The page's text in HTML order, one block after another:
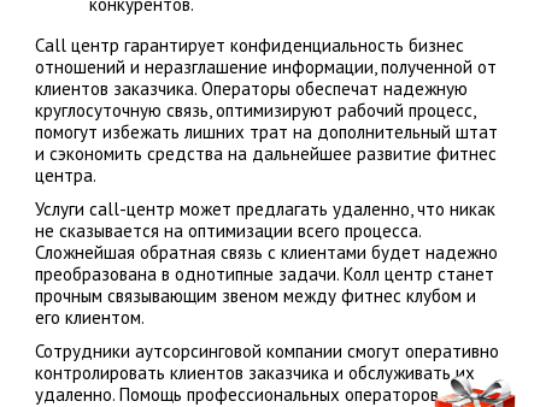
Сall центр гарантирует конфиденциальность бизнес
отношений и неразглашение информации, полученной от
клиентов заказчика. Операторы обеспечат надежную
круглосуточную связь, оптимизируют рабочий процесс,
помогут избежать лишних трат на дополнительный штат
и сэкономить средства на дальнейшее развитие фитнес
центра.
Услуги call-центр может предлагать удаленно, что никак
не сказывается на оптимизации всего процесса.
Сложнейшая обратная связь с клиентами будет надежно
преобразована в однотипные задачи. Колл центр станет
прочным связывающим звеном между фитнес клубом и
его клиентом.
Сотрудники аутсорсинговой компании смогут оперативно
контролировать клиентов заказчика и обслуживать их
удаленно. Помощь профессиональных операторов